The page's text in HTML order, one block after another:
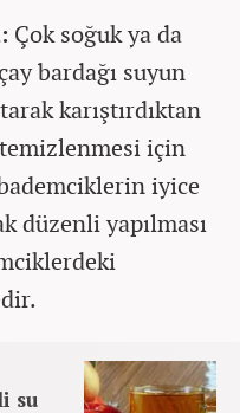
Çok soğuk ya da
bardağı suyun
karıştırdıktan
temizlenmesi için
iyice
düzenli yapılması
su